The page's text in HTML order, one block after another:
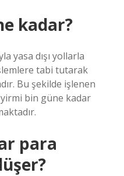
kadar?
yasa dışı yollarla
tabi tutarak
Bu şekilde işlenen
yirmi bin güne kadar
para